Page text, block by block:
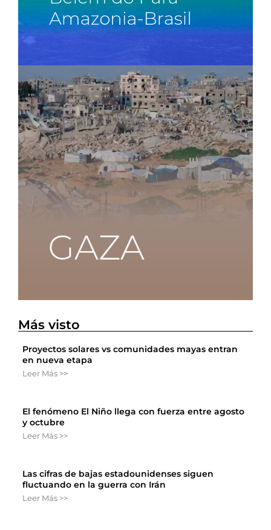
Más visto
Proyectos solares vs comunidades mayas entran
en nueva etapa
Leer Más >>
El fenómeno El Niño llega con fuerza entre agosto
y octubre
Leer Más >>
Las cifras de bajas estadounidenses siguen
fluctuando en la guerra con Irán
Leer Más >>